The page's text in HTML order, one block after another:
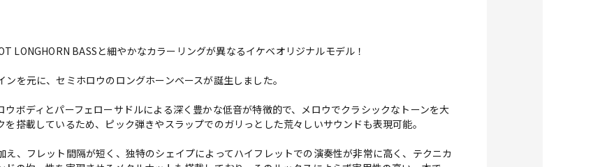
LONGHORN BASSと細やかなカラーリングが異なるイケベオリジナルモデル！
を元に、セミホロウのロングホーンベースが誕生しました。
ボディとパーフェローサドルによる深く豊かな低音が特徴的で、メロウでクラシックなトーンを大
搭載しているため、ピック弾きやスラップでのガリっとした荒々しいサウンドも表現可能。
、フレット間隔が短く、独特のシェイプによってハイフレットでの演奏性が非常に高く、テクニカ